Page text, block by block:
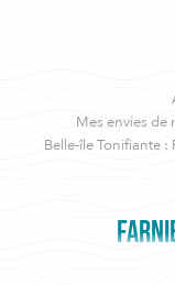
Mes envies de
Belle-île Tonifiante :